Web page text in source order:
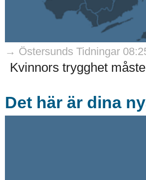
→ Östersunds Tidningar
Kvinnors trygghet
Det här är dina